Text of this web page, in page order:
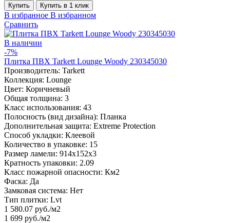
Купить Купить в 1 клик
В избранное В избранном
Сравнить
В наличии
-7%
Плитка ПВХ Tarkett Lounge Woody 230345030
Производитель: Tarkett
Коллекция: Lounge
Цвет: Коричневый
Общая толщина: 3
Класс использования: 43
Полосность (вид дизайна): Планка
Дополнительная защита: Extreme Protection
Способ укладки: Клеевой
Количество в упаковке: 15
Размер ламели: 914x152x3
Кратность упаковки: 2.09
Класс пожарной опасности: Км2
Фаска: Да
Замковая система: Нет
Тип плитки: Lvt
1 580.07 руб./м2
1 699 руб./м2